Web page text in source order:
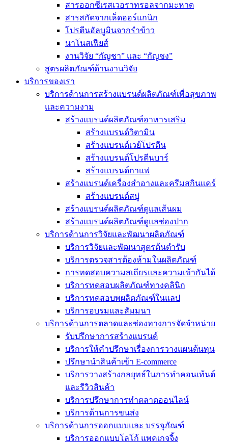
สารออกซีเรสเวอราทรอลจากมะหาด
สารสกัดจากเห็ดออร์แกนิก
โปรตีนอัลบูมินจากรำข้าว
นาโนสเฟียส์
งานวิจัย “กัญชา” และ “กัญชง”
สูตรผลิตภัณฑ์ด้านงานวิจัย
บริการของเรา
บริการด้านการสร้างแบรนด์ผลิตภัณฑ์เพื่อสุขภาพ
และความงาม
สร้างแบรนด์ผลิตภัณฑ์อาหารเสริม
สร้างแบรนด์วิตามิน
สร้างแบรนด์เวย์โปรตีน
สร้างแบรนด์โปรตีนบาร์
สร้างแบรนด์กาแฟ
สร้างแบรนด์เครื่องสำอางและครีมสกินแคร์
สร้างแบรนด์สบู่
สร้างแบรนด์ผลิตภัณฑ์ดูแลเส้นผม
สร้างแบรนด์ผลิตภัณฑ์ดูแลช่องปาก
บริการด้านการวิจัยและพัฒนาผลิตภัณฑ์
บริการวิจัยและพัฒนาสูตรต้นตำรับ
บริการตรวจสารต้องห้ามในผลิตภัณฑ์
การทดสอบความสเถียรและความเข้ากันได้
บริการทดสอบผลิตภัณฑ์ทางคลินิก
บริการทดสอบพผลิตภัณฑ์ในแลป
บริการอบรมและสัมมนา
บริการด้านการตลาดและช่องทางการจัดจำหน่าย
รับปรึกษาการสร้างแบรนด์
บริการให้คำปรึกษาเรื่องการวางแผนต้นทุน
ปรึกษานำสินค้าเข้า E-commerce
บริการวางสร้างกลยุทธ์ในการทำคอนเท้นต์
และรีวิวสินค้า
บริการปรึกษาการทำตลาดออนไลน์
บริการด้านการขนส่ง
บริการด้านการออกแบบและ บรรจุภัณฑ์
บริการออกแบบโลโก้ แพคเกจจิ้ง